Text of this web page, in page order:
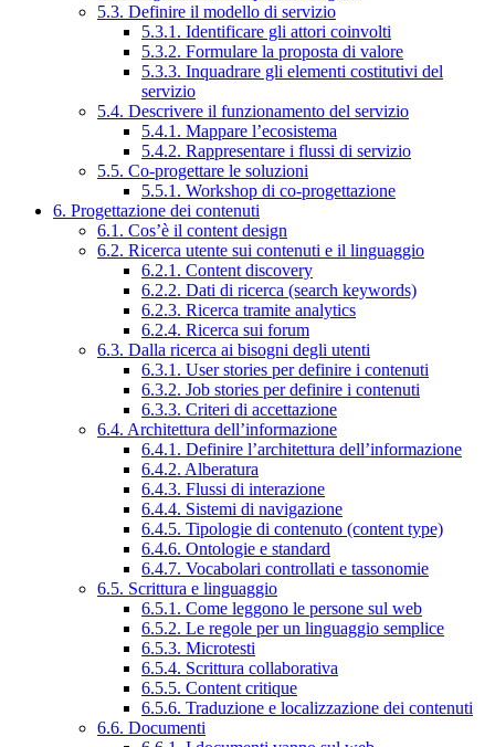
5.3. Definire il modello di servizio
5.3.1. Identificare gli attori coinvolti
5.3.2. Formulare la proposta di valore
5.3.3. Inquadrare gli elementi costitutivi del
servizio
5.4. Descrivere il funzionamento del servizio
5.4.1. Mappare l’ecosistema
5.4.2. Rappresentare i flussi di servizio
5.5. Co-progettare le soluzioni
5.5.1. Workshop di co-progettazione
6. Progettazione dei contenuti
6.1. Cos’è il content design
6.2. Ricerca utente sui contenuti e il linguaggio
6.2.1. Content discovery
6.2.2. Dati di ricerca (search keywords)
6.2.3. Ricerca tramite analytics
6.2.4. Ricerca sui forum
6.3. Dalla ricerca ai bisogni degli utenti
6.3.1. User stories per definire i contenuti
6.3.2. Job stories per definire i contenuti
6.3.3. Criteri di accettazione
6.4. Architettura dell’informazione
6.4.1. Definire l’architettura dell’informazione
6.4.2. Alberatura
6.4.3. Flussi di interazione
6.4.4. Sistemi di navigazione
6.4.5. Tipologie di contenuto (content type)
6.4.6. Ontologie e standard
6.4.7. Vocabolari controllati e tassonomie
6.5. Scrittura e linguaggio
6.5.1. Come leggono le persone sul web
6.5.2. Le regole per un linguaggio semplice
6.5.3. Microtesti
6.5.4. Scrittura collaborativa
6.5.5. Content critique
6.5.6. Traduzione e localizzazione dei contenuti
6.6. Documenti